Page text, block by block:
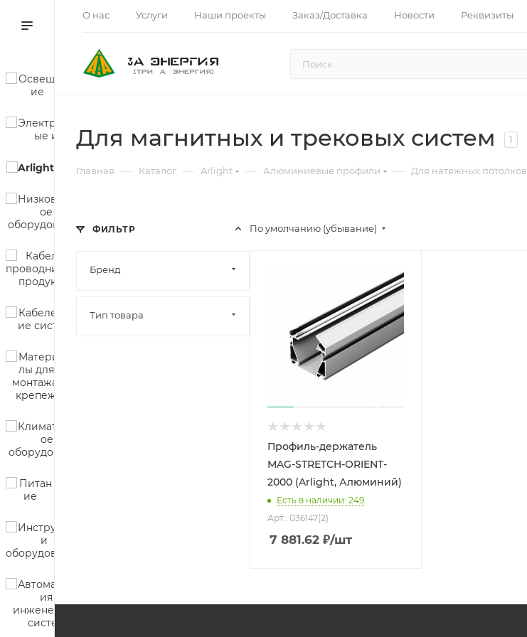
О нас Услуги Наши проекты Заказ/Доставка Новости Реквизиты
Для магнитных и трековых систем 1
Главная — Каталог — Arlight — Алюминиевые профили — Для натяжных потолков
По умолчанию (убывание)
Профиль-держатель
MAG-STRETCH-ORIENT-
2000 (Arlight, Алюминий)
Есть в наличии: 249
Арт.: 036147(2)
7 881.62 ₽/шт
ФИЛЬТР
Бренд
Тип товара